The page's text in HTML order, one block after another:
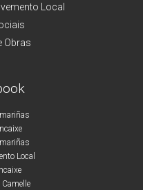
Local
Obras
Local